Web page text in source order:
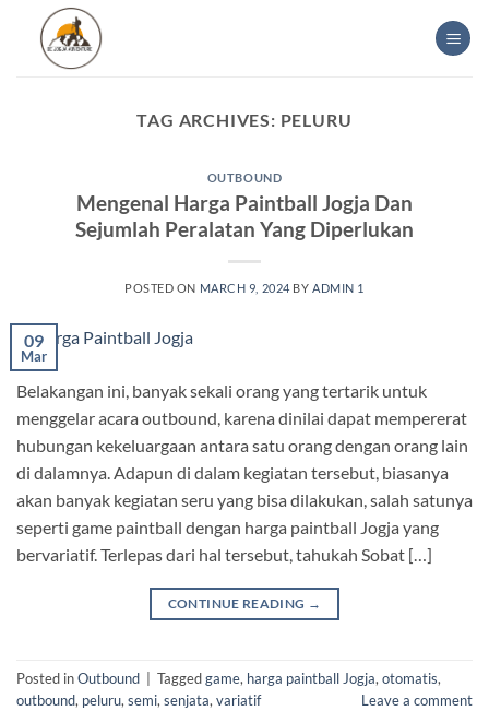
content
TAG ARCHIVES: PELURU
OUTBOUND
Mengenal Harga Paintball Jogja Dan
Sejumlah Peralatan Yang Diperlukan
POSTED ON MARCH 9, 2024 BY ADMIN 1
09
Mar
Belakangan ini, banyak sekali orang yang tertarik untuk
menggelar acara outbound, karena dinilai dapat mempererat
hubungan kekeluargaan antara satu orang dengan orang lain
di dalamnya. Adapun di dalam kegiatan tersebut, biasanya
akan banyak kegiatan seru yang bisa dilakukan, salah satunya
seperti game paintball dengan harga paintball Jogja yang
bervariatif. Terlepas dari hal tersebut, tahukah Sobat […]
CONTINUE READING →
Posted inOutbound Taggedgame, harga paintball Jogja,otomatis,
outbound, peluru,semi,senjata,variatif Leave a comment